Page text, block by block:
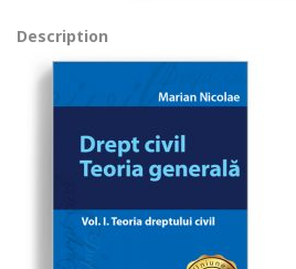
Description